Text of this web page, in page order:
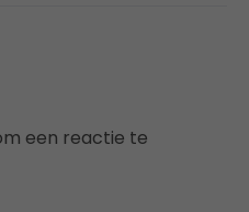
een reactie te